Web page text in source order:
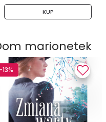
KUP
marionetek
-13%